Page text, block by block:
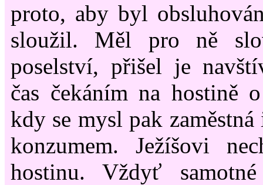
proto, aby byl
sloužil. Měl pro ně
poselství, přišel je
čas čekáním na hostině
kdy se mysl pak
konzumem. Ježíšovi
hostinu. Vždyť